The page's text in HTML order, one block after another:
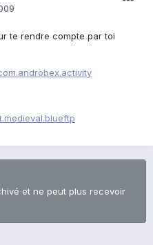
te rendre compte par toi
et ne peut plus recevoir